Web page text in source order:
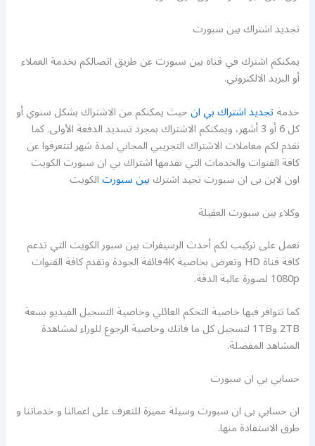
تجديد اشتراك بين سبورت
يمكنكم اشترك في قناة بين سبورت عن طريق اتصالكم بخدمة العملاء
أو البريد الالكتروني.
خدمةتجديد اشتراك بي انحيث يمكنكم من الاشتراك بشكل سنوي أو
كل 6 أو 3 أشهر، ويمكنكم الاشتراك بمجرد تسديد الدفعة الأولى. كما
نقدم لكم معاملات الاشتراك التجريبي المجاني لمدة شهر لتتعرفوا عن
كافة القنوات والخدمات التي نقدمها اشتراك بي ان سبورت الكويت
اون لاين بى ان سبورت تجيد اشتركبين سبورتالكويت
وكلاء بين سبورت العقيلة
نعمل على تركيب لكم أحدث الرسيفرات بين سبور الكويت التي تدعم
كافة قناة HD وتعرض بخاصية 4Kفائقة الجودة وتقدم كافة القنوات
1080p لصورة عالية الدقة.
كما تتوافر فيها خاصية التحكم العائلي وخاصية التسجيل الفيديو بسعة
2TB و1TB لتسجيل كل ما فاتك وخاصية الرجوع للوراء لمشاهدة
المشاهد المفضلة.
حسابي بي ان سبورت
ان حسابي بى ان سبورت وسيلة مميزة للتعرف على اعمالنا و خدماتنا و
طرق الاستفادة منها.